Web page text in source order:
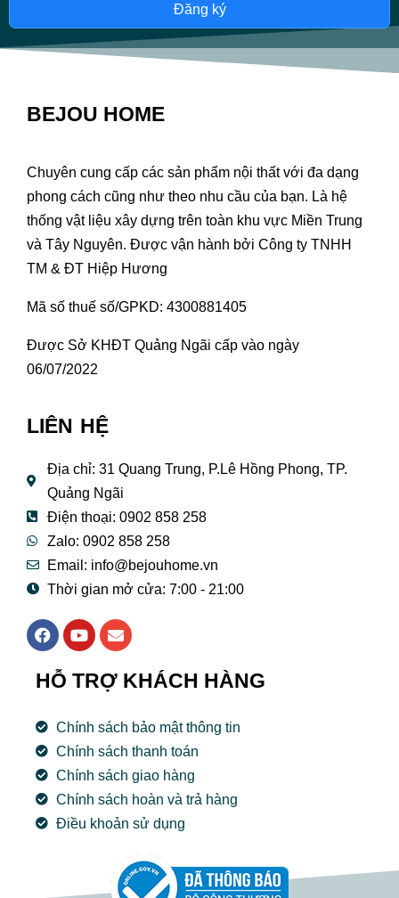
Đăng ký
BEJOU HOME
Chuyên cung cấp các sản phẩm nội thất với đa dạng
phong cách cũng như theo nhu cầu của bạn. Là hệ
thống vật liệu xây dựng trên toàn khu vực Miền Trung
và Tây Nguyên. Được vận hành bởi Công ty TNHH
TM & ĐT Hiệp Hương
Mã số thuế số/GPKD: 4300881405
Được Sở KHĐT Quảng Ngãi cấp vào ngày
06/07/2022
LIÊN HỆ
Địa chỉ: 31 Quang Trung, P.Lê Hồng Phong, TP.
Quảng Ngãi
Điện thoại: 0902 858 258
Zalo: 0902 858 258
Email: info@bejouhome.vn
Thời gian mở cửa: 7:00 - 21:00
F
a
e
b
o
k
Y
o
t
u
e
E
n
e
l
p
e
HỖ TRỢ KHÁCH HÀNG
Chính sách bảo mật thông tin
Chính sách thanh toán
Chính sách giao hàng
Chính sách hoàn và trả hàng
Điều khoản sử dụng